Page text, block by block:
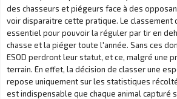
des chasseurs et piégeurs face à des
voir disparaitre cette pratique. Le classement
essentiel pour pouvoir la réguler par tir en
chasse et la piéger toute l'année. Sans ces
ESOD perdront leur statut, et ce, malgré une
terrain. En effet, la décision de classer une
repose uniquement sur les statistiques
est indispensable que chaque animal capturé